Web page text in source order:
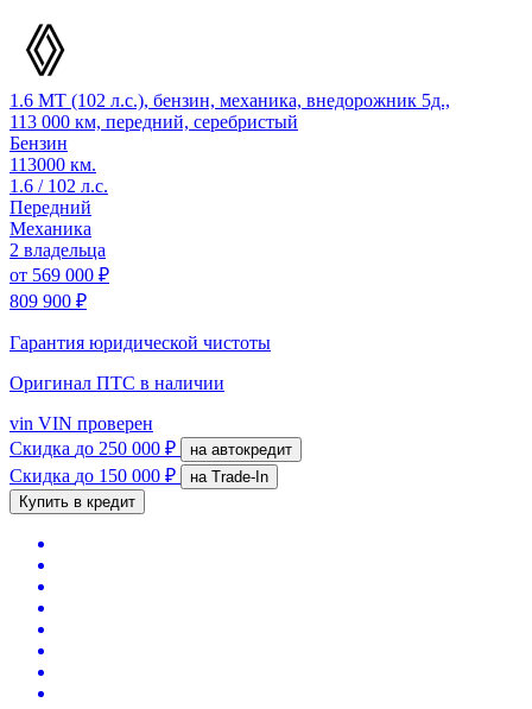
1.6 MT (102 л.с.), бензин, механика, внедорожник 5д.,
113 000 км, передний, серебристый
Бензин
113000 км.
1.6 / 102 л.с.
Передний
Механика
2 владельца
от 569 000 ₽
809 900 ₽
Гарантия юридической чистоты
Оригинал ПТС в наличии
vin VIN проверен
Скидка до 250 000 ₽ на автокредит
Скидка до 150 000 ₽
на Trade-In
Купить в кредит